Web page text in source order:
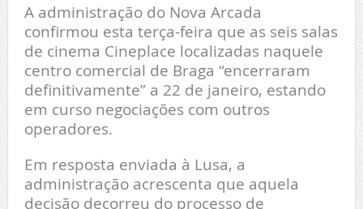
A administração do Nova Arcada
confirmou esta terça-feira que as seis salas
de cinema Cineplace localizadas naquele
centro comercial de Braga “encerraram
definitivamente” a 22 de janeiro, estando
em curso negociações com outros
operadores.
Em resposta enviada à Lusa, a
administração acrescenta que aquela
decisão decorreu do processo de